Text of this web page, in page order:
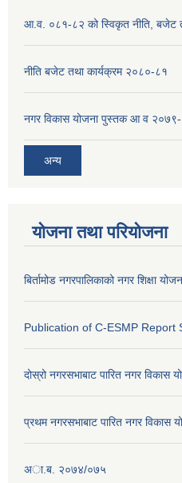
आ.व. ०८१-८२ को स्विकृत नीति, बजेट
नीति बजेट तथा कार्यक्रम २०८०-८१
नगर विकास योजना पुस्तक आ व
अन्य
योजना तथा परियोजना
बिर्तामोड नगरपालिकाको नगर शिक्षा
Publication of C-ESMP Report
दोस्रो नगरसभाबाट पारित नगर विकास
प्रथम नगरसभाबाट पारित नगर विकास
अा.ब. २०७४/०७५